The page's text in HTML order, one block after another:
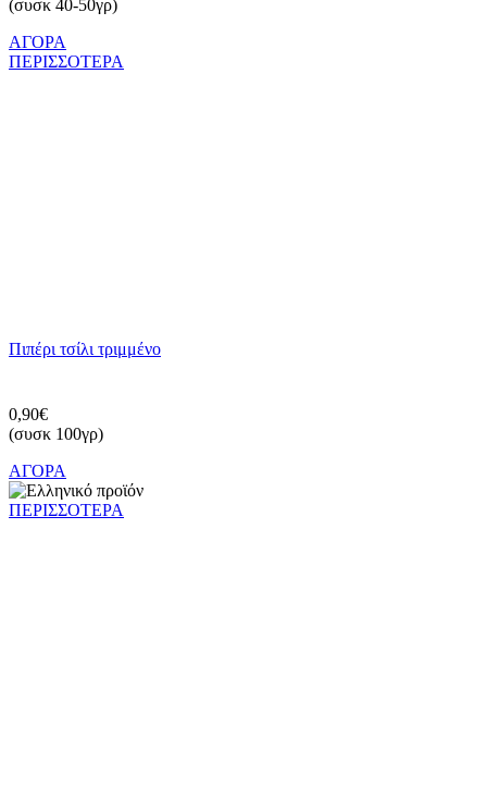
(συσκ 40-50γρ)
ΑΓΟΡΑ
ΠΕΡΙΣΣΟΤΕΡΑ
Πιπέρι τσίλι τριμμένο
0,90€
(συσκ 100γρ)
ΑΓΟΡΑ
ΠΕΡΙΣΣΟΤΕΡΑ